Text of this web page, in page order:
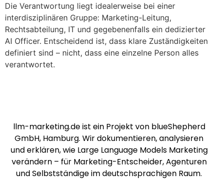
Die Verantwortung liegt idealerweise bei einer
interdisziplinären Gruppe: Marketing-Leitung,
Rechtsabteilung, IT und gegebenenfalls ein dedizierter
AI Officer. Entscheidend ist, dass klare Zuständigkeiten
definiert sind – nicht, dass eine einzelne Person alles
verantwortet.
llm-marketing.de ist ein Projekt von blueShepherd
GmbH, Hamburg. Wir dokumentieren, analysieren
und erklären, wie Large Language Models Marketing
verändern – für Marketing-Entscheider, Agenturen
und Selbstständige im deutschsprachigen Raum.